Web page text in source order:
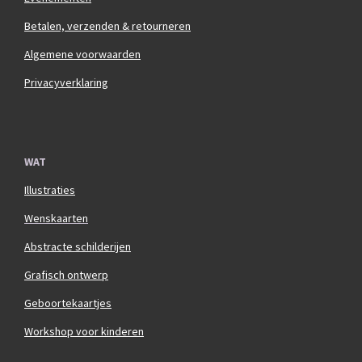
Betalen, verzenden & retourneren
Algemene voorwaarden
Privacyverklaring
WAT
Illustraties
Wenskaarten
Abstracte schilderijen
Grafisch ontwerp
Geboortekaartjes
Workshop voor kinderen